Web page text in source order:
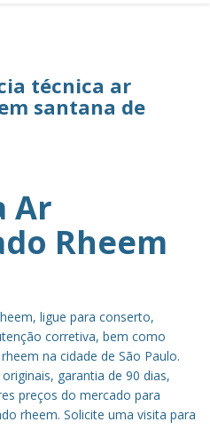
técnica ar
santana de
Ar
Rheem
ligue para conserto,
corretiva, bem como
na cidade de São Paulo.
garantia de 90 dias,
preços do mercado para
rheem. Solicite uma visita para